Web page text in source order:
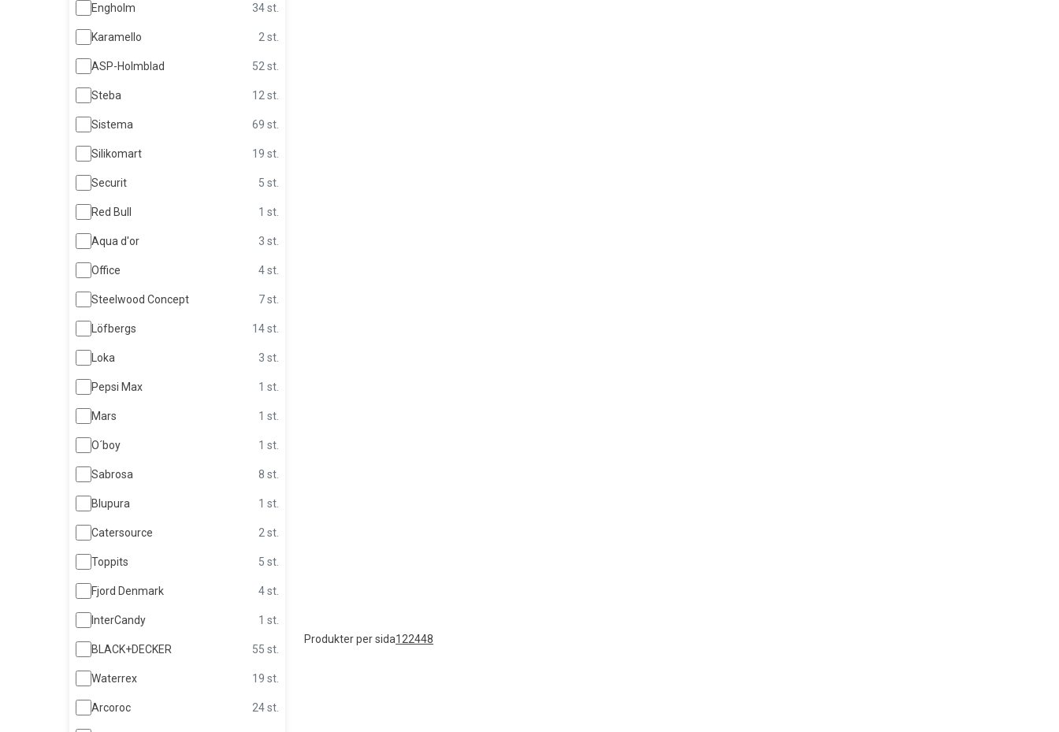
Engholm 34 st.
Karamello 2 st.
ASP-Holmblad 52 st.
Steba 12 st.
Sistema 69 st.
Silikomart 19 st.
Securit 5 st.
Red Bull 1 st.
Aqua d'or 3 st.
Office 4 st.
Steelwood Concept 7 st.
Löfbergs 14 st.
Loka 3 st.
Pepsi Max 1 st.
Mars 1 st.
O´boy 1 st.
Sabrosa 8 st.
Blupura 1 st.
Catersource 2 st.
Toppits 5 st.
Fjord Denmark 4 st.
InterCandy 1 st.
BLACK+DECKER 55 st.
Waterrex 19 st.
Arcoroc 24 st.
Produkter per sida122448